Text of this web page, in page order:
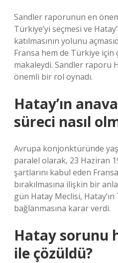
Sandler raporunun en
Türkiye’yi seçmesi ve
katılmasının yolunu
Fransa hem de Türkiye
makaleydi. Sandler raporu
önemli bir rol oynadı.
Hatay’ın
süreci nasıl
Avrupa konjonktüründe
paralel olarak, 23 Haziran
şartlarını kabul eden
bırakılmasına ilişkin bir
gün Hatay Meclisi, Hatay’ın
bağlanmasına karar verdi.
Hatay sorunu
ile çözüldü?